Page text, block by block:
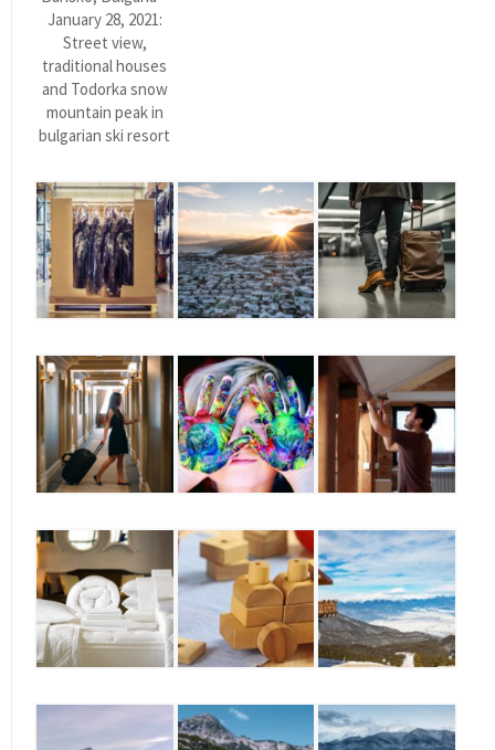
January 28, 2021:
Street view,
traditional houses
and Todorka snow
mountain peak in
bulgarian ski resort